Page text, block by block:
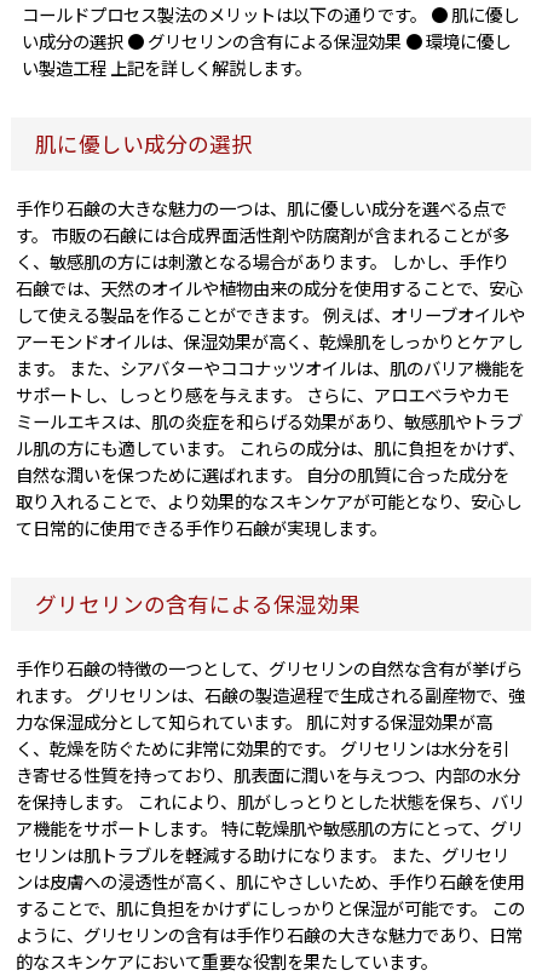
コールドプロセス製法のメリットは以下の通りです。 ● 肌に優し
い成分の選択 ● グリセリンの含有による保湿効果 ● 環境に優し
い製造工程 上記を詳しく解説します。
肌に優しい成分の選択
手作り石鹸の大きな魅力の一つは、肌に優しい成分を選べる点で
す。 市販の石鹸には合成界面活性剤や防腐剤が含まれることが多
く、敏感肌の方には刺激となる場合があります。 しかし、手作り
石鹸では、天然のオイルや植物由来の成分を使用することで、安心
して使える製品を作ることができます。 例えば、オリーブオイルや
アーモンドオイルは、保湿効果が高く、乾燥肌をしっかりとケアし
ます。 また、シアバターやココナッツオイルは、肌のバリア機能を
サポートし、しっとり感を与えます。 さらに、アロエベラやカモ
ミールエキスは、肌の炎症を和らげる効果があり、敏感肌やトラブ
ル肌の方にも適しています。 これらの成分は、肌に負担をかけず、
自然な潤いを保つために選ばれます。 自分の肌質に合った成分を
取り入れることで、より効果的なスキンケアが可能となり、安心し
て日常的に使用できる手作り石鹸が実現します。
グリセリンの含有による保湿効果
手作り石鹸の特徴の一つとして、グリセリンの自然な含有が挙げら
れます。 グリセリンは、石鹸の製造過程で生成される副産物で、強
力な保湿成分として知られています。 肌に対する保湿効果が高
く、乾燥を防ぐために非常に効果的です。 グリセリンは水分を引
き寄せる性質を持っており、肌表面に潤いを与えつつ、内部の水分
を保持します。 これにより、肌がしっとりとした状態を保ち、バリ
ア機能をサポートします。 特に乾燥肌や敏感肌の方にとって、グリ
セリンは肌トラブルを軽減する助けになります。 また、グリセリ
ンは皮膚への浸透性が高く、肌にやさしいため、手作り石鹸を使用
することで、肌に負担をかけずにしっかりと保湿が可能です。 この
ように、グリセリンの含有は手作り石鹸の大きな魅力であり、日常
的なスキンケアにおいて重要な役割を果たしています。